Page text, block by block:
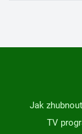
Jak zhubnout
TV